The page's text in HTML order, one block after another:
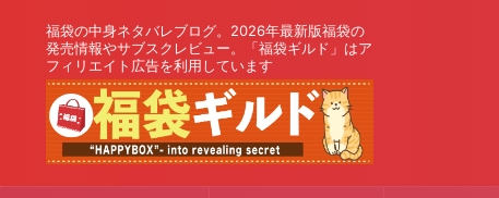
福袋の中身ネタバレブログ。2026年最新版福袋の
発売情報やサブスクレビュー。「福袋ギルド」はア
フィリエイト広告を利用しています